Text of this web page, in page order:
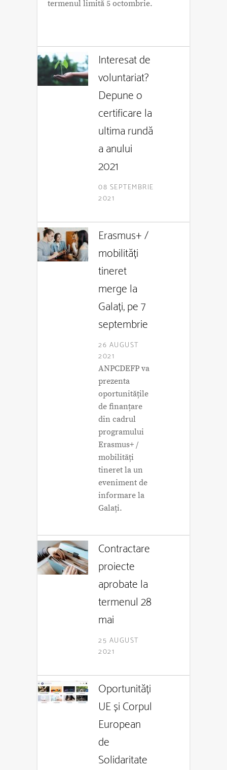
termenul limită 5 octombrie.
Interesat de
voluntariat?
Depune o
certificare la
ultima rundă
a anului
2021
08 SEPTEMBRIE
2021
Erasmus+ /
mobilități
tineret
merge la
Galați, pe 7
septembrie
26 AUGUST
2021
ANPCDEFP va
prezenta
oportunitățile
de finanțare
din cadrul
programului
Erasmus+ /
mobilități
tineret la un
eveniment de
informare la
Galați.
Contractare
proiecte
aprobate la
termenul 28
mai
25 AUGUST
2021
Oportunități
UE și Corpul
European
de
Solidaritate